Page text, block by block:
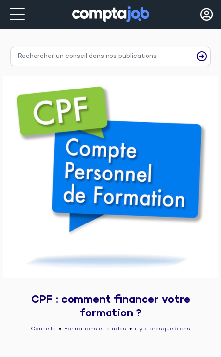
CPF : comment financer votre
formation ?
Conseils ● Formations et études ● il y a presque 6 ans